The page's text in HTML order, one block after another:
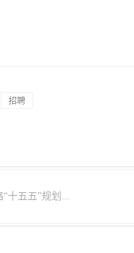
招聘
十五五”规划...